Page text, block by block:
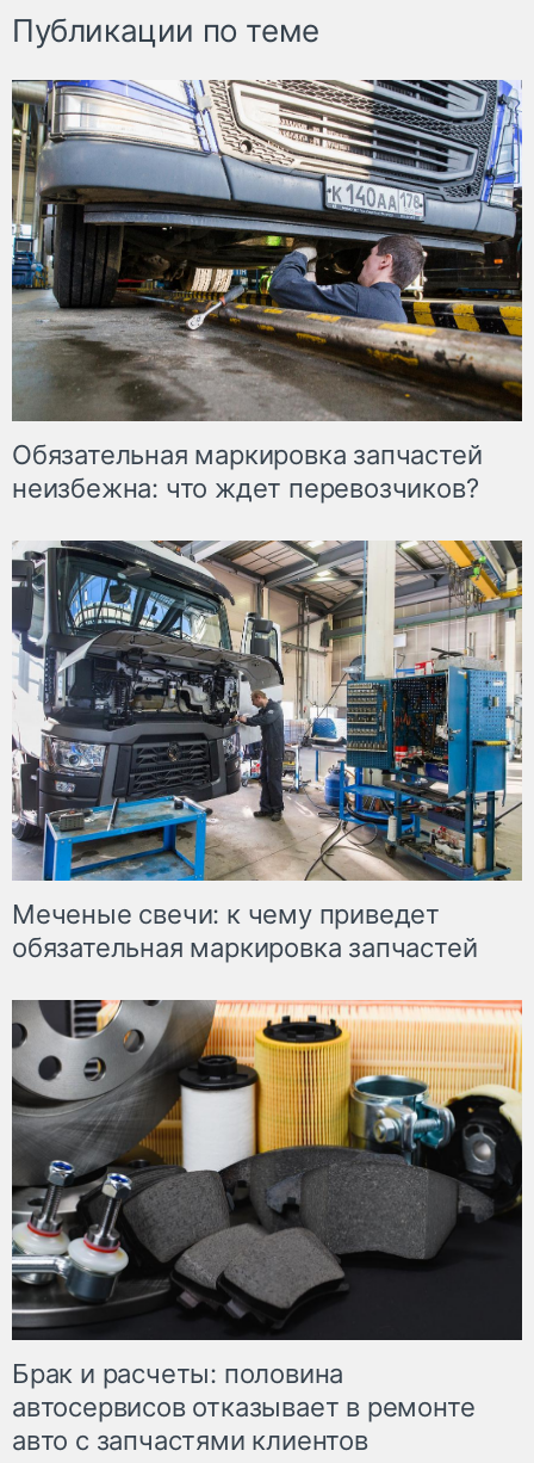
Публикации по теме
Обязательная маркировка запчастей
неизбежна: что ждет перевозчиков?
Меченые свечи: к чему приведет
обязательная маркировка запчастей
Брак и расчеты: половина
автосервисов отказывает в ремонте
авто с запчастями клиентов